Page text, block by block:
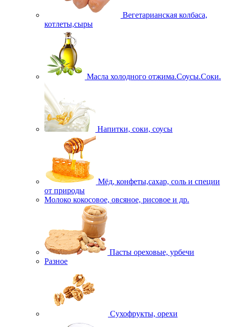
Вегетарианская колбаса,
котлеты,сыры
Масла холодного отжима.Соусы.Соки.
Напитки, соки, соусы
Мёд, конфеты,сахар, соль и специи
от природы
Молоко кокосовое, овсяное, рисовое и др.
Пасты ореховые, урбечи
Разное
Сухофрукты, орехи